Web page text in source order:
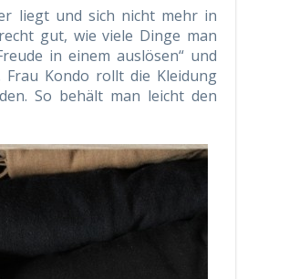
liegt und sich nicht mehr in
gut, wie viele Dinge man
in einem auslösen“ und
Frau Kondo rollt die Kleidung
So behält man leicht den